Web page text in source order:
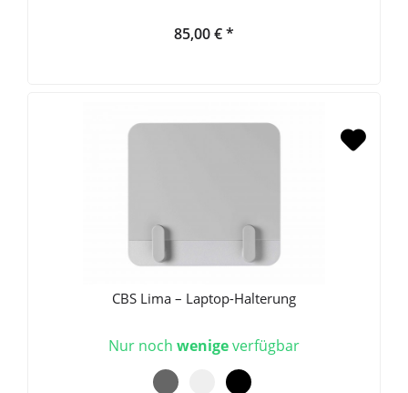
85,00 € *
CBS Lima – Laptop-Halterung
Nur nochwenigeverfügbar